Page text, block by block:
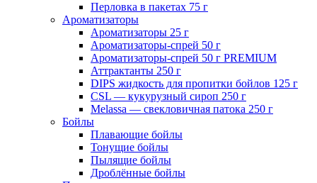
Перловка в пакетах 75 г
Ароматизаторы
Ароматизаторы 25 г
Ароматизаторы-спрей 50 г
Ароматизаторы-спрей 50 г PREMIUM
Аттрактанты 250 г
DIPS жидкость для пропитки бойлов 125 г
CSL — кукурузный сироп 250 г
Melassa — свекловичная патока 250 г
Бойлы
Плавающие бойлы
Тонущие бойлы
Пылящие бойлы
Дроблённые бойлы